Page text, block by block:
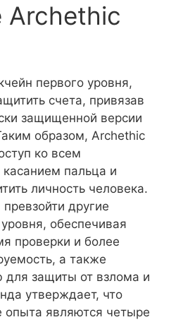
Archethic
первого уровня,
счета, привязав
защищенной версии
образом, Archethic
ко всем
пальца и
личность человека.
другие
обеспечивая
проверки и более
а также
защиты от взлома и
утверждает, что
опыта являются четыре